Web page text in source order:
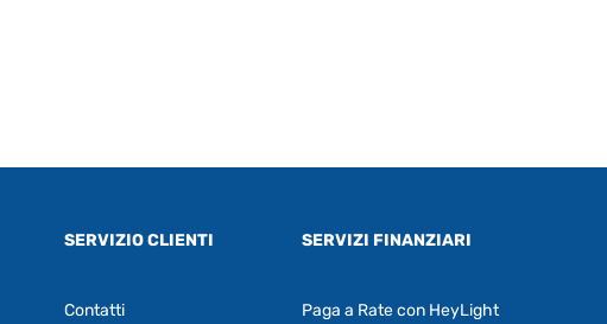
SERVIZIO CLIENTI
Contatti
SERVIZI FINANZIARI
Paga a Rate con HeyLight
RF Assist